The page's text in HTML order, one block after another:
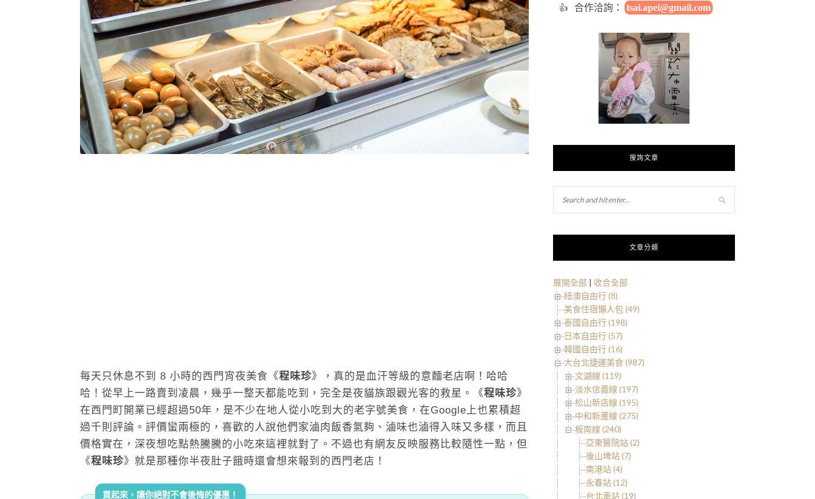
每天只休息不到 8 小時的西門宵夜美食《程味珍》，真的是血汗等級的意麵老店啊！哈哈
哈！從早上一路賣到凌晨，幾乎一整天都能吃到，完全是夜貓族跟觀光客的救星。《程味珍》
在西門町開業已經超過50年，是不少在地人從小吃到大的老字號美食，在Google上也累積超
過千則評論。評價蠻兩極的，喜歡的人說他們家滷肉飯香氣夠、滷味也滷得入味又多樣，而且
價格實在，深夜想吃點熱騰騰的小吃來這裡就對了。不過也有網友反映服務比較隨性一點，但
《程味珍》就是那種你半夜肚子餓時還會想來報到的西門老店！
買起來，讓你絕對不會後悔的優惠！
合作洽詢： tsai.apei@gmail.com
搜詢文章
文章分類
展開全部 | 收合全部
紐澳自由行 (8)
美食住宿懶人包 (49)
泰國自由行 (198)
日本自由行 (57)
韓國自由行 (16)
大台北捷運美食 (987)
文湖線 (119)
淡水信義線 (197)
松山新店線 (195)
中和新蘆線 (275)
板南線 (240)
亞東醫院站 (2)
後山埤站 (7)
南港站 (4)
永春站 (12)
台北車站 (19)